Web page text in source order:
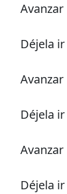
Avanzar
Déjela ir
Avanzar
Déjela ir
Avanzar
Déjela ir